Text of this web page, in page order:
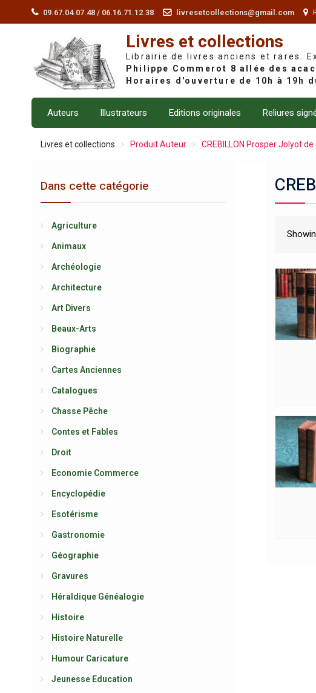
09.67.04.07.48 / 06.16.71.12.38 livresetcollections@gmail.com
Livres et collections
Librairie de livres anciens et rares.
Auteurs Illustrateurs Editions originales Reliures
Livres et collections Produit Auteur CREBILLON Prosper Jolyot
Dans cette catégorie
Agriculture
Animaux
Archéologie
Architecture
Art Divers
Beaux-Arts
Biographie
Cartes Anciennes
Catalogues
Chasse Pêche
Contes et Fables
Droit
Economie Commerce
Encyclopédie
Esotérisme
Gastronomie
Géographie
Gravures
Héraldique Généalogie
Histoire
Histoire Naturelle
Humour Caricature
Jeunesse Education